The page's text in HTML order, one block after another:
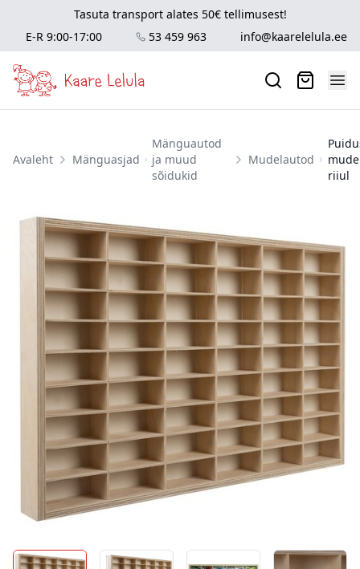
Tasuta transport alates 50€ tellimusest!
E-R 9:00-17:00
53 459 963 info@kaarelelula.ee
Avaleht Mänguasjad
Mänguautod
ja muud
sõidukid
Mudelautod
riiul